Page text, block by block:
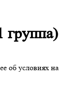
группа)
об условиях на